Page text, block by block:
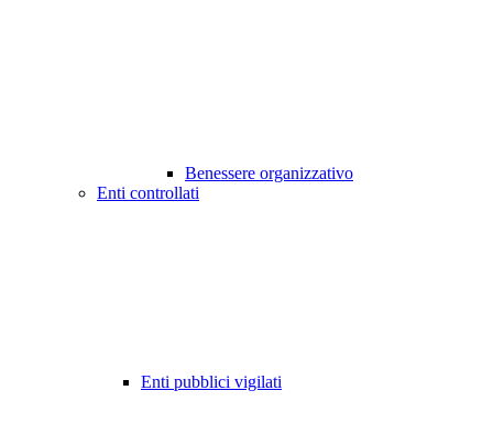
Benessere organizzativo
Enti controllati
Enti pubblici vigilati